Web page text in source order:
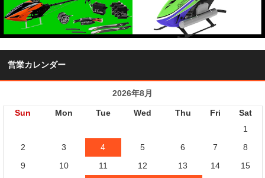
営業カレンダー
2026年8月
Sun Mon Tue Wed Thu Fri
Sat
1
2
3 4 5 6 7
8
9
10 11 12 13 14
15